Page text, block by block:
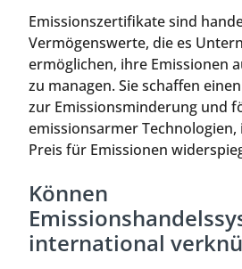
Emissionszertifikate sind
Vermögenswerte, die es
ermöglichen, ihre Emissionen
zu managen. Sie schaffen
zur Emissionsminderung und
emissionsarmer Technologien,
Preis für Emissionen
Können
international